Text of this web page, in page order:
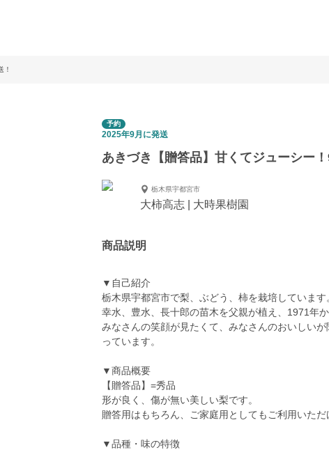
！
予約
2025年9月に発送
あきづき【贈答品】甘くてジューシー！
栃木県宇都宮市
大柿高志 | 大時果樹園
商品説明
▼自己紹介
栃木県宇都宮市で梨、ぶどう、柿を栽培しています
幸水、豊水、長十郎の苗木を父親が植え、1971年
みなさんの笑顔が見たくて、みなさんのおいしい
っています。
▼商品概要
【贈答品】=秀品
形が良く、傷が無い美しい梨です。
贈答用はもちろん、ご家庭用としてもご利用いただ
▼品種・味の特徴